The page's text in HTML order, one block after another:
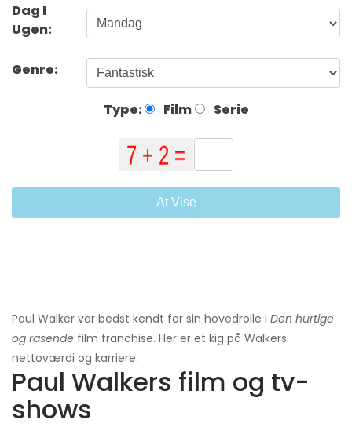
Dag I
Ugen:
Genre:
Type: Film Serie
At Vise
Paul Walker var bedst kendt for sin hovedrolle i Den hurtige
og rasende film franchise. Her er et kig på Walkers
nettoværdi og karriere.
Paul Walkers film og tv-
shows